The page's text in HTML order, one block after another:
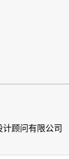
顾问有限公司